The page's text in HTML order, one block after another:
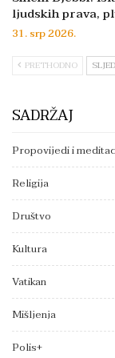
ljudskih prava,
31. srp 2026.
PRETHODNO
SADRŽAJ
Propovijedi i
Religija
Društvo
Kultura
Vatikan
Mišljenja
Polis+